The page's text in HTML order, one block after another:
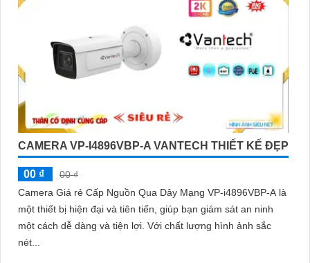
CAMERA VP-I4896VBP-A VANTECH THIẾT KẾ ĐẸP
00 ₫
00 ₫
Camera Giá rẻ Cấp Nguồn Qua Dây Mạng VP-i4896VBP-A là
một thiết bị hiện đại và tiên tiến, giúp bạn giám sát an ninh
một cách dễ dàng và tiện lợi. Với chất lượng hình ảnh sắc
nét...